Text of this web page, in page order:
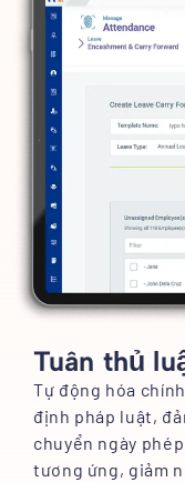
Tuân thủ
Tự động hóa
định pháp luật,
chuyển ngày
tương ứng, giảm